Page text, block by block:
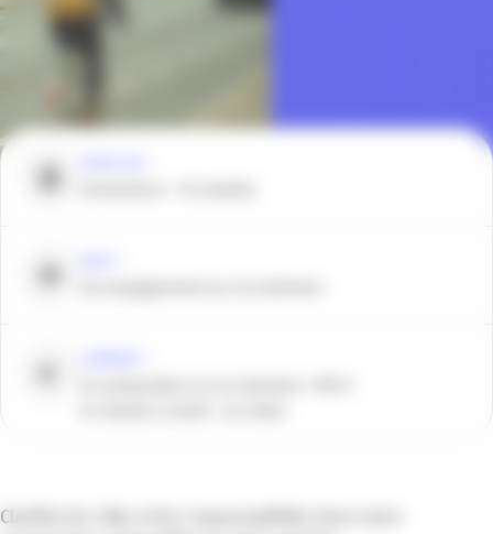
Clarifiez les rôles et les responsabilités dans votre